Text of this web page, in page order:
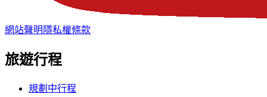
網站聲明 隱私權條款
旅遊行程
規劃中行程